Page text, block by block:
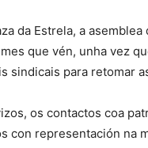
da Estrela, a
que vén, unha vez
sindicais para retomar
os contactos coa
con representación na